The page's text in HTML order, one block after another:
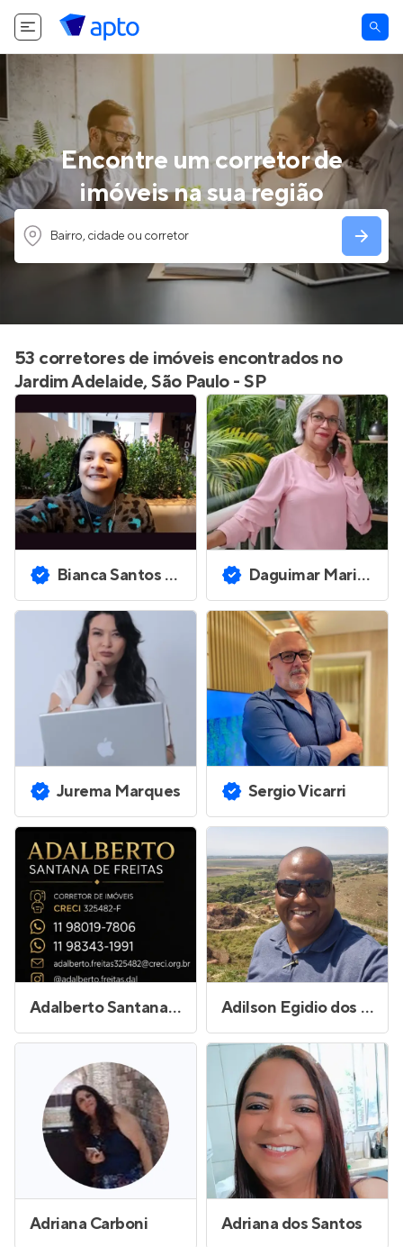
Encontre um corretor de
imóveis na sua região
Bairro, cidade ou corretor
53 corretores de imóveis encontrados no
Jardim Adelaide, São Paulo - SP
Bianca Santos Sousa Daguimar Maria Silva Cardoso
Jurema Marques Sergio Vicarri
Adalberto Santana de Freitas Adilson Egidio dos Santos
Adriana Carboni Adriana dos Santos